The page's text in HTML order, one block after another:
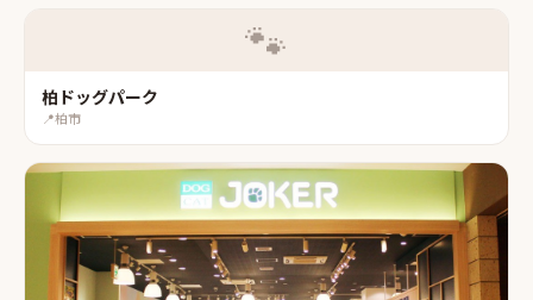
🐾
柏ドッグパーク
📍柏市